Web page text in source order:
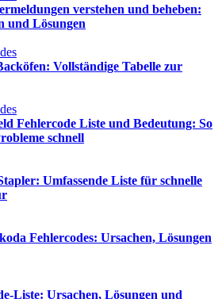
verstehen und beheben:
und Lösungen
Vollständige Tabelle zur
Fehlercode Liste und Bedeutung: So
schnell
Umfassende Liste für schnelle
Fehlercodes: Ursachen, Lösungen
Liste: Ursachen, Lösungen und